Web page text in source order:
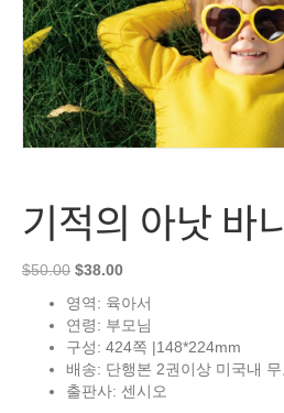
기적의 아낫 바
$50.00 Original
was:
$50.00.
$38.00Current
is:
$38.00.
영역: 육아서
연령: 부모님
구성: 424쪽 |148*224mm
배송: 단행본 2권이상 미국내
출판사: 센시오